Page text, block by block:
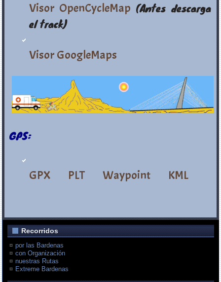
Visor OpenCycleMap (Antes descarga
el track)
Visor GoogleMaps
GPS:
GPX PLT Waypoint KML
Recorridos
por las Bardenas
con Organización
nuestras Rutas
Extreme Bardenas